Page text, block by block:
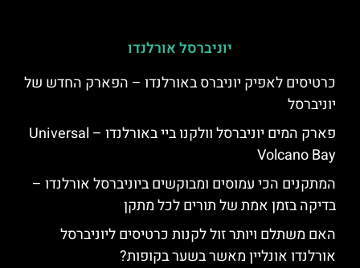
יוניברסל אורלנדו
כרטיסים לאפיק יוניברס באורלנדו – הפארק החדש של
יוניברסל
פארק המים יוניברסל וולקנו ביי באורלנדו – Universal
Volcano Bay
המתקנים הכי עמוסים ומבוקשים ביוניברסל אורלנדו –
בדיקה בזמן אמת של תורים לכל מתקן
האם משתלם ויותר זול לקנות כרטיסים ליוניברסל
אורלנדו אונליין מאשר בשער בקופות?